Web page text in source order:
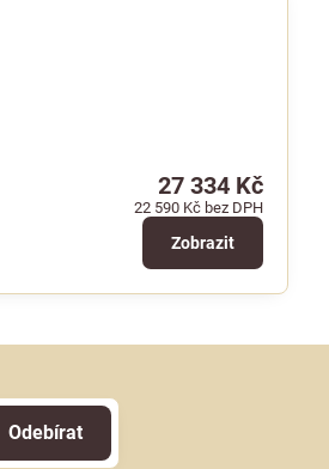
27 334 Kč
22 590 Kč bez DPH
Zobrazit
Odebírat